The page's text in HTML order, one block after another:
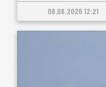
08.08.2026 12:21